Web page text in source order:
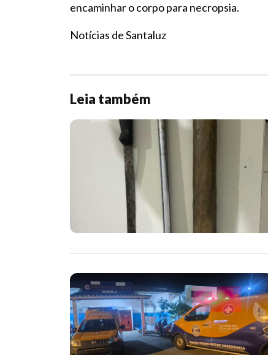
encaminhar o corpo para necropsia.
Notícias de Santaluz
Leia também